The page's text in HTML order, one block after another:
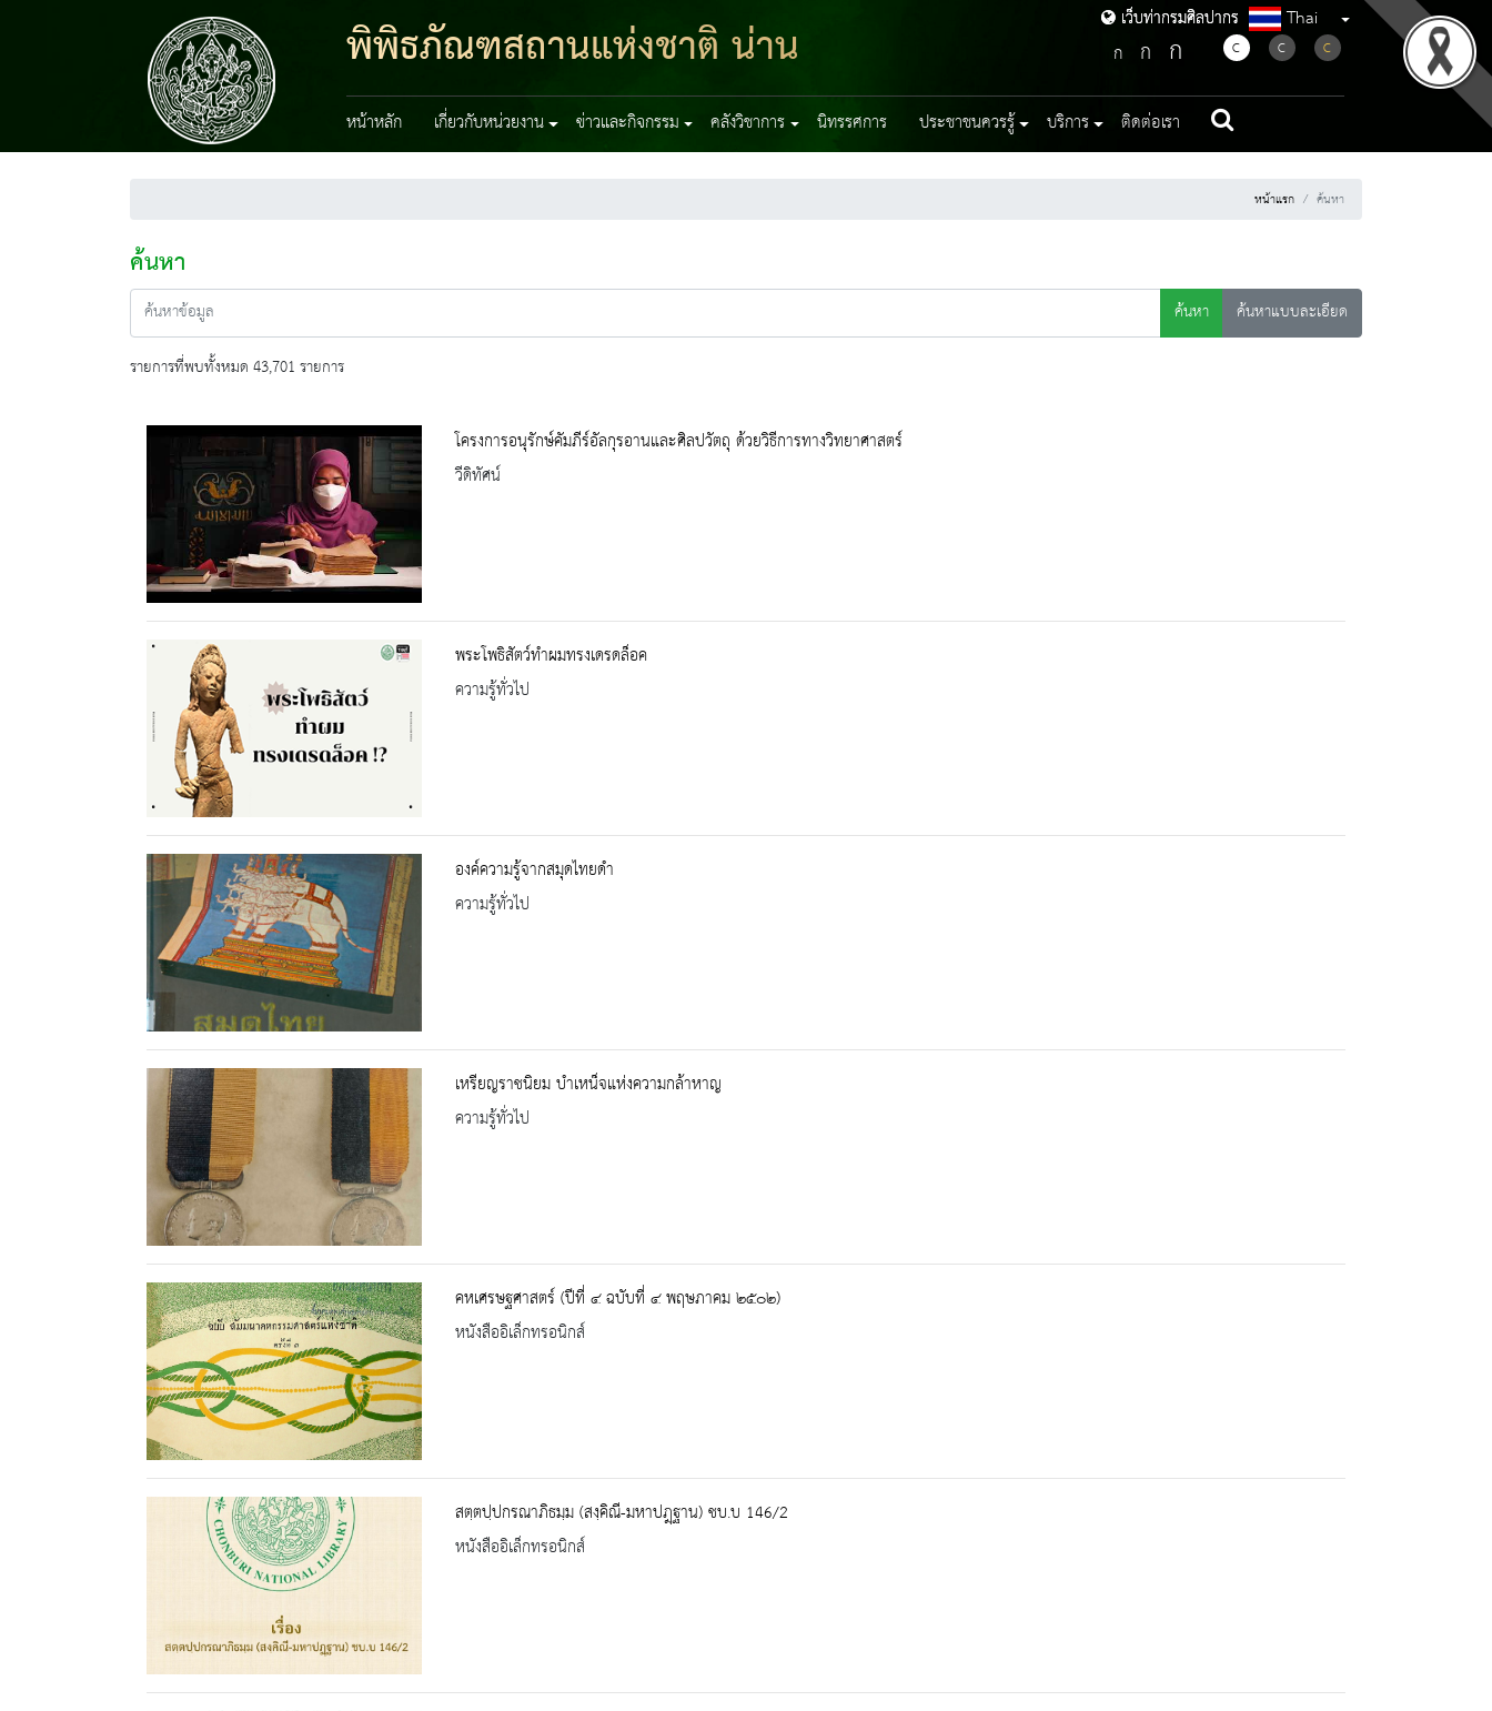
เว็บท่ากรมศิลปากร
พิพิธภัณฑสถานแห่งชาติ น่าน เว็บท่ากรมศิลปากร Thai
ก ก ก C C C
หน้าหลัก เกี่ยวกับหน่วยงาน ข่าวและกิจกรรม คลังวิชาการ นิทรรศการ ประชาชนควรรู้ บริการ ติดต่อเรา
หน้าแรก ค้นหา
ค้นหา
ค้นหา
ค้นหาแบบละเอียด
รายการที่พบทั้งหมด 43,701 รายการ
โครงการอนุรักษ์คัมภีร์อัลกุรอานและศิลปวัตถุ ด้วยวิธีการทางวิทยาศาสตร์
วีดิทัศน์
พระโพธิสัตว์ทำผมทรงเดรดล็อค
ความรู้ทั่วไป
องค์ความรู้จากสมุดไทยดำ
ความรู้ทั่วไป
เหรียญราชนิยม บำเหน็จแห่งความกล้าหาญ
ความรู้ทั่วไป
คหเศรษฐศาสตร์ (ปีที่ ๔ ฉบับที่ ๔ พฤษภาคม ๒๕๐๒)
หนังสืออิเล็กทรอนิกส์
สตฺตปฺปกรณาภิธมฺม (สงฺคิณี-มหาปฎฺฐาน) ชบ.บ 146/2
หนังสืออิเล็กทรอนิกส์